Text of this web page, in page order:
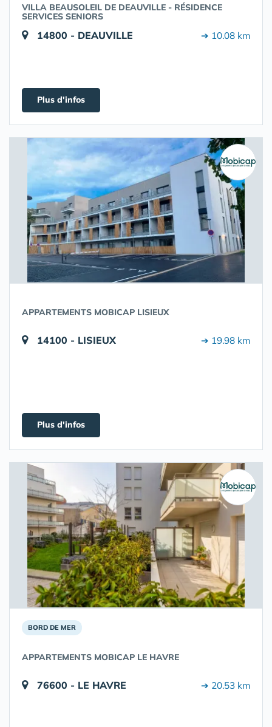
VILLA BEAUSOLEIL DE DEAUVILLE - RÉSIDENCE
SERVICES SENIORS
14800 - DEAUVILLE ➔ 10.08 km
Plus d'infos
APPARTEMENTS MOBICAP LISIEUX
14100 - LISIEUX ➔ 19.98 km
Plus d'infos
BORD DE MER
APPARTEMENTS MOBICAP LE HAVRE
76600 - LE HAVRE ➔ 20.53 km